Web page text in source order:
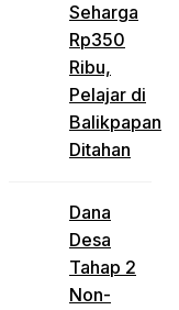
Seharga
Rp350
Ribu,
Pelajar di
Balikpapan
Ditahan
Dana
Desa
Tahap 2
Non-